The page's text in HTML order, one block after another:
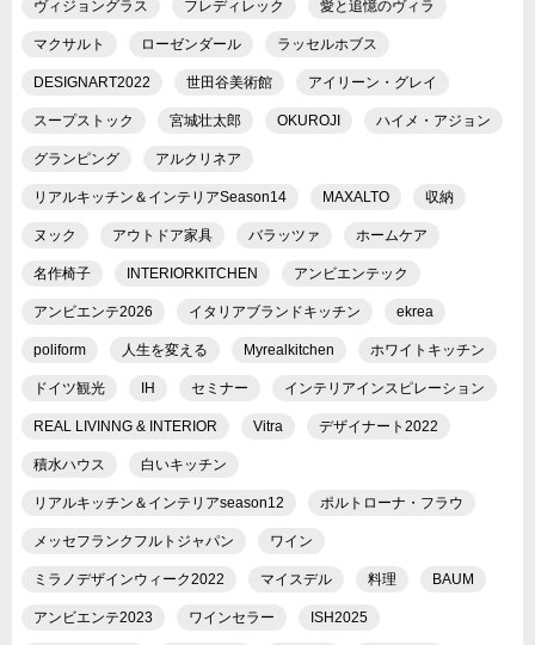
ヴィジョングラス フレディレック 愛と追憶のヴィラ
マクサルト ローゼンダール ラッセルホブス
DESIGNART2022 世田谷美術館 アイリーン・グレイ
スープストック 宮城壮太郎 OKUROJI ハイメ・アジョン
グランピング アルクリネア
リアルキッチン＆インテリアSeason14 MAXALTO 収納
ヌック アウトドア家具 バラッツァ ホームケア
名作椅子 INTERIORKITCHEN アンビエンテック
アンビエンテ2026 イタリアブランドキッチン ekrea
poliform 人生を変える Myrealkitchen ホワイトキッチン
ドイツ観光 IH セミナー インテリアインスピレーション
REAL LIVINNG & INTERIOR Vitra デザイナート2022
積水ハウス 白いキッチン
リアルキッチン＆インテリアseason12 ポルトローナ・フラウ
メッセフランクフルトジャパン ワイン
ミラノデザインウィーク2022 マイスデル 料理 BAUM
アンビエンテ2023 ワインセラー ISH2025